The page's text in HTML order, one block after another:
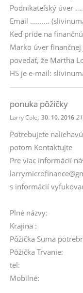
Podnikateľský úver
Email ..........
Keď príde na
Marko úver
povedať, že Martha
HS je e-mail:
ponuka pôžičky
Larry Cole, 30. 10. 2016
Potrebujete
potom Kontaktujte
Pre viac informácií
s informácií
Plné názvy:
Krajina :
Pôžička Suma
Pôžička Trvanie:
tel:
Mobilné: